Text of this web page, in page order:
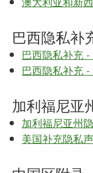
巴西隐私补
巴西隐私补充
巴西隐私补充
加利福尼亚
加利福尼亚州
美国补充隐私